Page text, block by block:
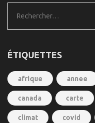
Rechercher :
ÉTIQUETTES
afrique annee
canada carte
climat covid